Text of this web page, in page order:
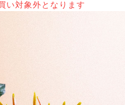
い対象外となります